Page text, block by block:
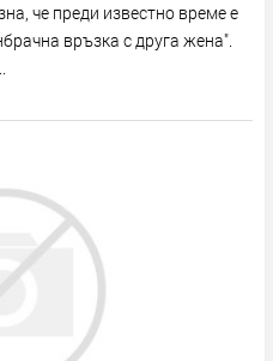
че преди известно време е
връзка с друга жена".